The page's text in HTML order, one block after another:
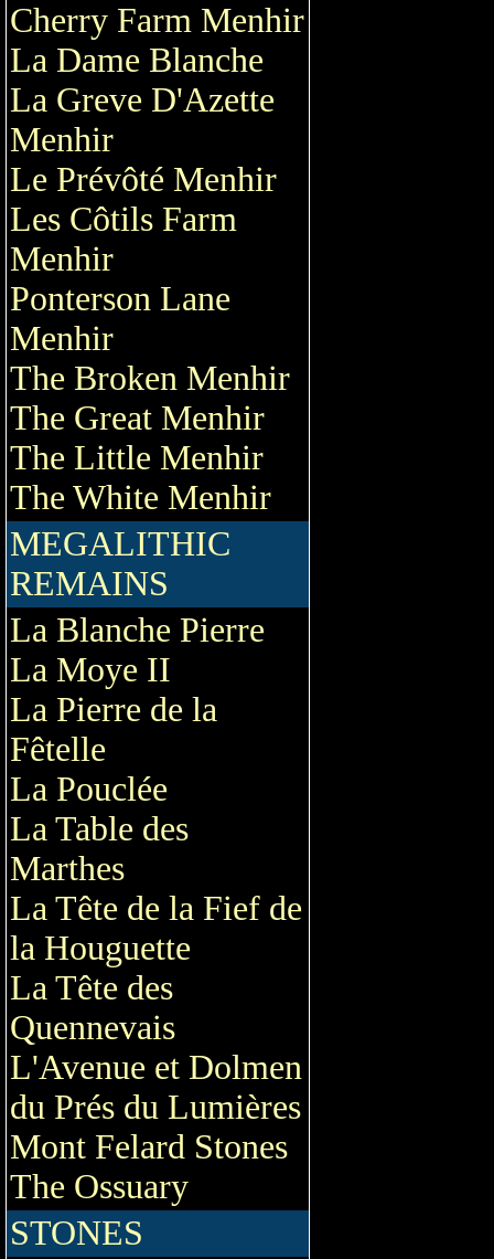
Cherry Farm Menhir
La Dame Blanche
La Greve D'Azette
Menhir
Le Prévôté Menhir
Les Côtils Farm
Menhir
Ponterson Lane
Menhir
The Broken Menhir
The Great Menhir
The Little Menhir
The White Menhir
MEGALITHIC
REMAINS
La Blanche Pierre
La Moye II
La Pierre de la
Fêtelle
La Pouclée
La Table des
Marthes
La Tête de la Fief de
la Houguette
La Tête des
Quennevais
L'Avenue et Dolmen
du Prés du Lumières
Mont Felard Stones
The Ossuary
STONES